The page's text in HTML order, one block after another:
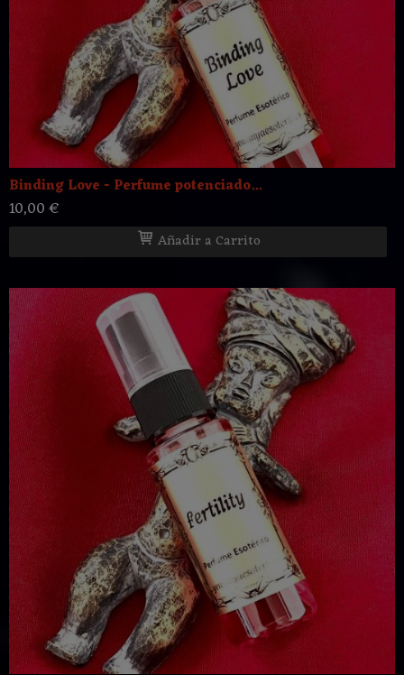
Binding Love - Perfume potenciado...
10,00 €
Añadir a Carrito